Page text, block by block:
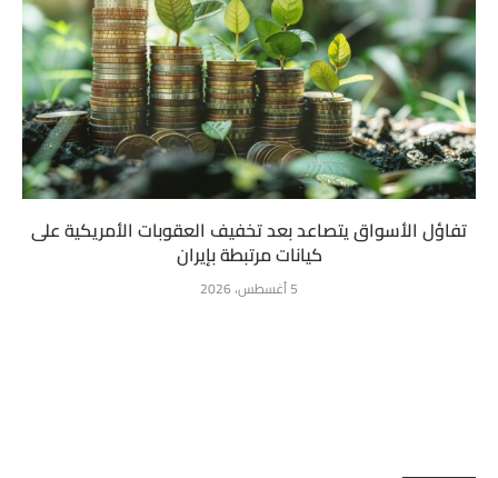
تفاؤل الأسواق يتصاعد بعد تخفيف العقوبات الأمريكية على
كيانات مرتبطة بإيران
5 أغسطس، 2026